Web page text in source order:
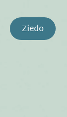
Ziedo